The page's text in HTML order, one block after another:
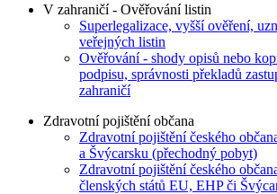
V zahraničí - Ověřování listin
Superlegalizace, vyšší ověření,
veřejných listin
Ověřování - shody opisů nebo
podpisu, správnosti překladů
zahraničí
Zdravotní pojištění občana
Zdravotní pojištění českého
a Švýcarsku (přechodný pobyt)
Zdravotní pojištění českého
členských států EU, EHP či